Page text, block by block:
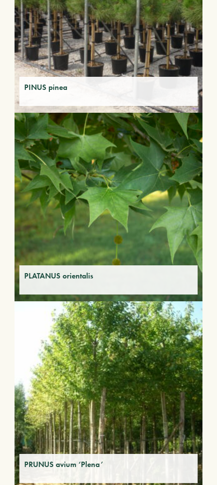
PINUS pinea
PLATANUS orientalis
PRUNUS avium ‘Plena’